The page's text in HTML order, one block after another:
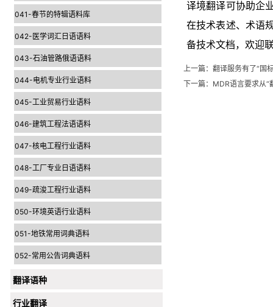
041-春节的特辑语料库
042-医学词汇日语语料
043-石油管路俄语语料
044-电机专业行业语料
045-工业贸易行业语料
046-建筑工程法语语料
047-核电工程行业语料
048-工厂专业日语语料
049-疏浚工程行业语料
050-环境英语行业语料
051-地铁常用词典语料
052-常用公告词典语料
翻译语种
行业翻译
译境翻译可协助企
在技术表述、术语
备技术文档，欢迎
上一篇： 翻译服务有了“国
下一篇： MDR语言要求从“